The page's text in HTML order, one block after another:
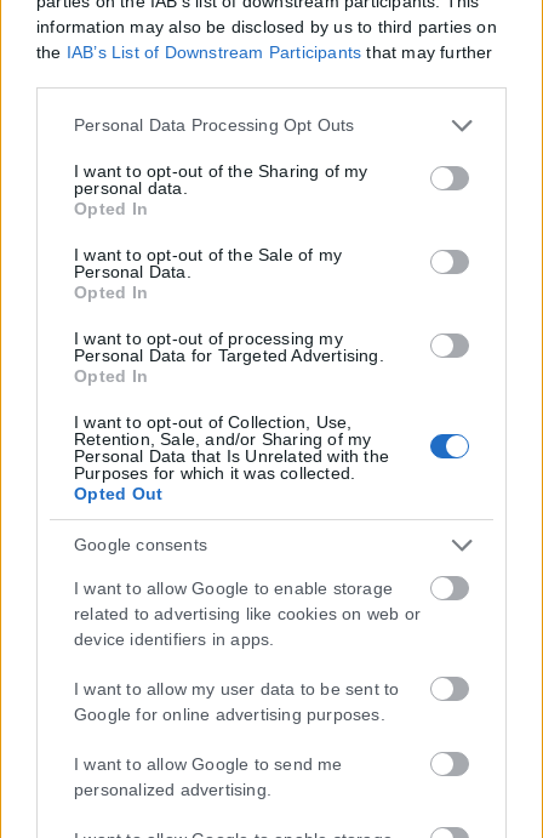
information may also be disclosed by us to third parties on
the IAB’s List of Downstream Participants that may further
Please note that this website/app uses one or more Google
but not limited to your visit or usage behaviour. You may
click to grant or deny consent to Google and its third-party
tags to use your data for below specified purposes in below
Google consent section.
Personal Data Processing Opt Outs
I want to opt-out of the Sharing of my
personal data.
Opted In
I want to opt-out of the Sale of my
Personal Data.
Opted In
I want to opt-out of processing my
Personal Data for Targeted Advertising.
Opted In
I want to opt-out of Collection, Use,
Retention, Sale, and/or Sharing of my
Personal Data that Is Unrelated with the
Purposes for which it was collected.
Opted Out
Google consents
I want to allow Google to enable storage
related to advertising like cookies on web or
device identifiers in apps.
I want to allow my user data to be sent to
Google for online advertising purposes.
I want to allow Google to send me
personalized advertising.
Η εταιρεία με την επωνυμία “POLITICAL MEDIA GROUP A.E.” και κατ’
επέκταση η ιστοσελίδα που κατέχει αυτή “www.karfitsa.gr”
συμμορφώνονται με τη Σύσταση (ΕΕ) 2018/334 της Επιτροπής της
αντιμετώπιση του παράνομου περιεχομένου στο διαδίκτυο (L 63).
Μοναδικός αριθμός Μ.Η.Τ. 262048